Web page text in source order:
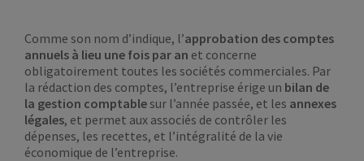
Comme son nom d’indique, l’approbation des comptes
annuels à lieu une fois par an et concerne
obligatoirement toutes les sociétés commerciales. Par
la rédaction des comptes, l’entreprise érige un bilan de
la gestion comptablesur l’année passée, et les annexes
légales, et permet aux associés de contrôler les
dépenses, les recettes, et l’intégralité de la vie
économique de l’entreprise.